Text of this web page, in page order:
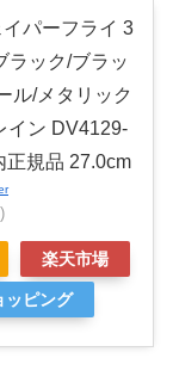
パーフライ 3
ラック/ブラッ
ル/メタリック
イン DV4129-
正規品 27.0cm
楽天市場
ッピング